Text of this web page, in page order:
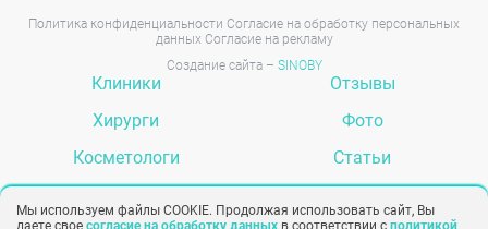
Политика конфиденциальности Согласие на обработку персональных
данных Согласие на рекламу
Создание сайта – SINOBY
Клиники
Хирурги
Косметологи
Отзывы
Фото
Статьи
Мы используем файлы COOKIE. Продолжая использовать сайт, Вы
даете свое согласие на обработку данных в соответствии с политикой